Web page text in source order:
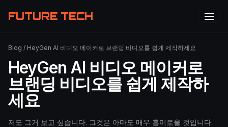
FUTURE TECH
Blog / HeyGen AI 비디오 메이커로 브랜딩 비디오를 쉽게 제작하세요
HeyGen AI 비디오 메이커로
브랜딩 비디오를 쉽게 제작하
세요
저도 그거 보고 싶습니다. 그것은 아마도 매우 흥미로울 것입니다.